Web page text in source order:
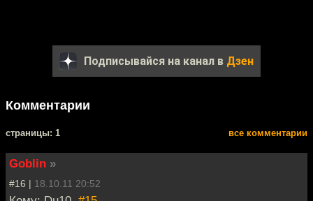
Подписывайся на канал в Дзен
Комментарии
cтраницы: 1 все комментарии
Goblin »
#16 | 18.10.11 20:52